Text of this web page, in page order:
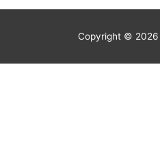
Copyright © 2026